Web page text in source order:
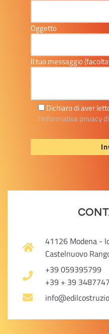
41126 Modena -
Castelnuovo
+39 059395799
+39 + 39
Oggetto
Il tuo messaggio
Dichiaro di aver
l'informativa privacy